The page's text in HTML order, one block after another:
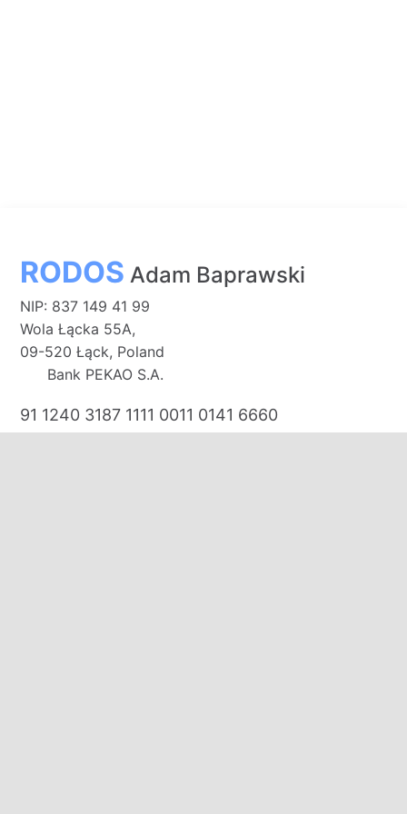
RODOS Adam Baprawski
NIP: 837 149 41 99
Wola Łącka 55A,
09-520 Łąck, Poland
Bank PEKAO S.A.
91 1240 3187 1111 0011 0141 6660